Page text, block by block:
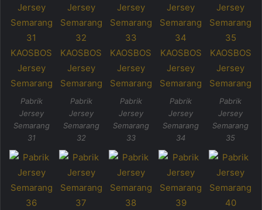
Pabrik
Jersey
Semarang
31
Pabrik
Jersey
Semarang
32
Pabrik
Jersey
Semarang
33
Pabrik
Jersey
Semarang
34
Pabrik
Jersey
Semarang
35